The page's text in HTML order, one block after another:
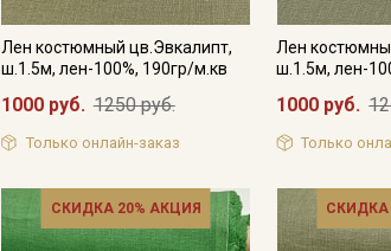
Лен костюмный цв.Эвкалипт,
ш.1.5м, лен-100%, 190гр/м.кв
1000 руб. 1250 руб.
Только онлайн-заказ
Лен
ш.1.5м, лен-
1000 руб.
Только
СКИДКА 20% АКЦИЯ СКИДКА